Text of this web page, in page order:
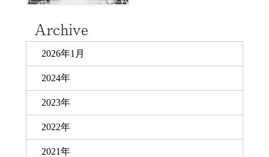
2026年1月
2024年
2023年
2022年
2021年